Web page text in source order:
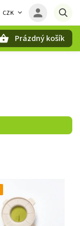
CZK
Prázdný košík